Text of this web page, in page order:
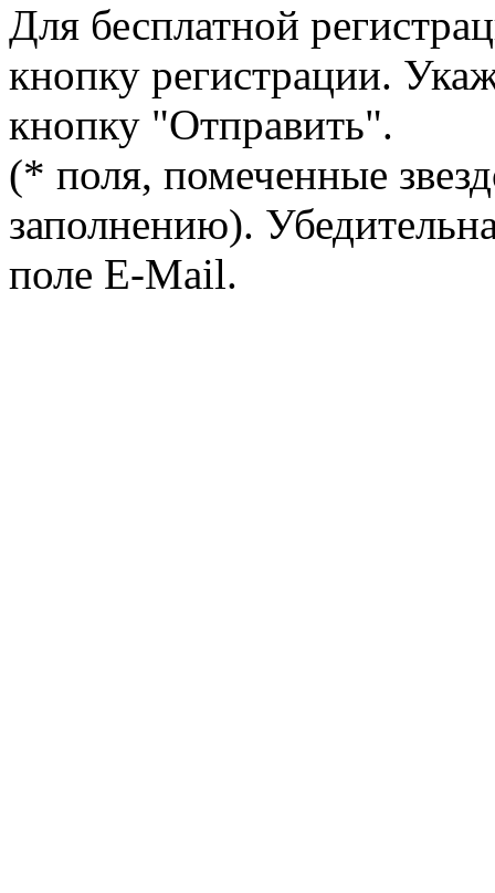
Для бесплатной
кнопку регистрации.
кнопку "Отправить".
(* поля, помеченные
заполнению).
поле E-Mail.